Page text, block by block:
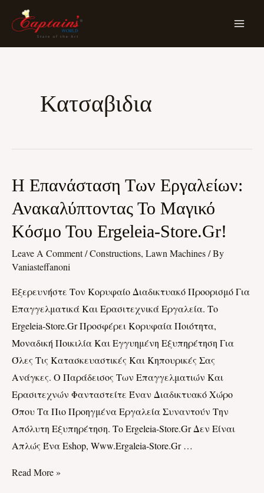
Κατσαβιδια
Η Επανάσταση Των Εργαλείων:
Ανακαλύπτοντας Το Μαγικό
Κόσμο Του Ergeleia-Store.gr!
Leave A Comment/Constructions, Lawn Machines/ By
Vaniasteffanoni
Εξερευνήστε Τον Κορυφαίο Διαδικτυακό Προορισμό Για
Επαγγελματικά Και Ερασιτεχνικά Εργαλεία. Το
Ergeleia-Store.gr Προσφέρει Κορυφαία Ποιότητα,
Μοναδική Ποικιλία Και Εγγυημένη Εξυπηρέτηση Για
Όλες Τις Κατασκευαστικές Και Κηπουρικές Σας
Ανάγκες. Ο Παράδεισος Των Επαγγελματιών Και
Ερασιτεχνών Φανταστείτε Έναν Διαδικτυακό Χώρο
Όπου Τα Πιο Προηγμένα Εργαλεία Συναντούν Την
Απόλυτη Εξυπηρέτηση. Το Ergeleia-Store.gr Δεν Είναι
Απλώς Ένα Eshop, Www.ergaleia-Store.gr …
Η
Των
Εργαλείων:
Ανακαλύπτοντας
Το
Κόσμο
Ergeleia-
Read More »